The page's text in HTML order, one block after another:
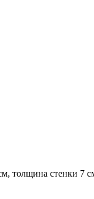
толщина стенки 7